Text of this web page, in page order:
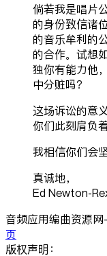
倘若我是唱片
的身份致信诸
的音乐牟利的
的合作。试想
独你有能力他
中分赃吗？
这场诉讼的意
你们此刻肩负
我相信你们会
真诚地，
Ed Newton-
音频应用编曲资源
页
版权声明：